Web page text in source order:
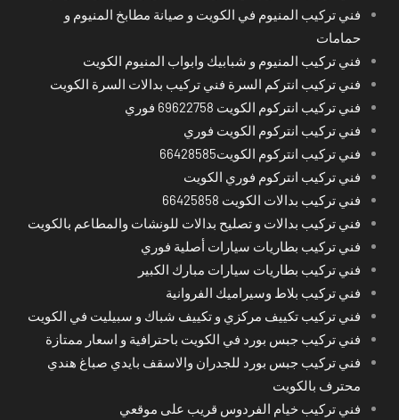
فني تركيب المنيوم في الكويت و صيانة مطابخ المنيوم و
حمامات
فني تركيب المنيوم و شبابيك وابواب المنيوم الكويت
فني تركيب انتركم السرة فني تركيب بدالات السرة الكويت
فني تركيب انتركوم الكويت 69622758 فوري
فني تركيب انتركوم الكويت فوري
فني تركيب انتركوم الكويت66428585
فني تركيب انتركوم فوري الكويت
فني تركيب بدالات الكويت 66425858
فني تركيب بدالات و تصليح بدالات للونشات والمطاعم بالكويت
فني تركيب بطاريات سيارات أصلية فوري
فني تركيب بطاريات سيارات مبارك الكبير
فني تركيب بلاط وسيراميك الفروانية
فني تركيب تكييف مركزي و تكييف شباك و سبيليت في الكويت
فني تركيب جبس بورد في الكويت باحترافية و اسعار ممتازة
فني تركيب جبس بورد للجدران والاسقف بايدي صباغ هندي
محترف بالكويت
فني تركيب خيام الفردوس قريب على موقعي